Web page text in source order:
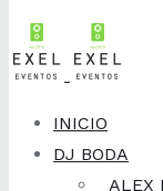
Skip to content
INICIO
DJ BODA
ALEX
26 de